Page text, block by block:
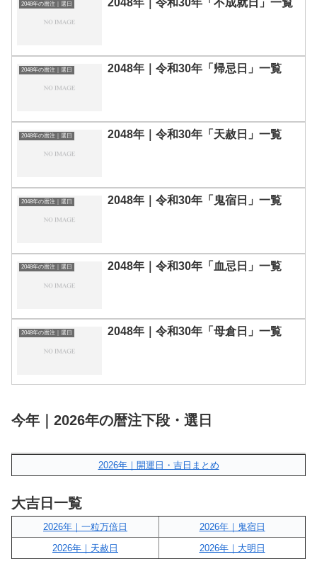
2048年の暦注｜選日 2048年｜令和30年「不成就日」一覧
2048年の暦注｜選日 2048年｜令和30年「帰忌日」一覧
2048年の暦注｜選日 2048年｜令和30年「天赦日」一覧
2048年の暦注｜選日 2048年｜令和30年「鬼宿日」一覧
2048年の暦注｜選日 2048年｜令和30年「血忌日」一覧
2048年の暦注｜選日 2048年｜令和30年「母倉日」一覧
今年｜2026年の暦注下段・選日
2026年｜開運日・吉日まとめ
大吉日一覧
2026年｜一粒万倍日
2026年｜鬼宿日
2026年｜天赦日
2026年｜大明日